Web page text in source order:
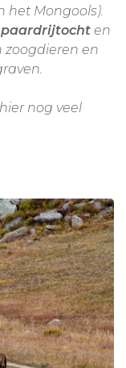
het Mongools).
paardrijtocht en
zoogdieren en
nog veel
ook nog eens
uur rijden
hier de
hebben
de
przewalski
een paard
Het